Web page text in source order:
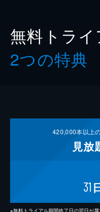
無料トラ
2つの特典
420,000本以上
見放
31
※無料トライアル期間終了日の翌日が属